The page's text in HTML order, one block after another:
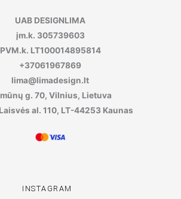
UAB DESIGNLIMA
įm.k. 305739603
PVM.k. LT100014895814
+37061967869
lima@limadesign.lt
g. 70, Vilnius, Lietuva
al. 110, LT-44253 Kaunas
INSTAGRAM